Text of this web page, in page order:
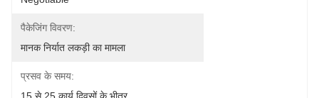
पैकेजिंग विवरण:
मानक निर्यात लकड़ी का मामला
प्रसव के समय: